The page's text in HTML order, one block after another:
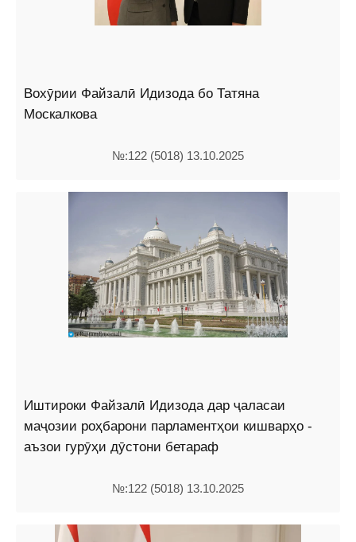
Вохӯрии Файзалӣ Идизода бо Татяна
Москалкова
№:122 (5018) 13.10.2025
Иштироки Файзалӣ Идизода дар ҷаласаи
маҷозии роҳбарони парламентҳои кишварҳо -
аъзои гурӯҳи дӯстони бетараф
№:122 (5018) 13.10.2025